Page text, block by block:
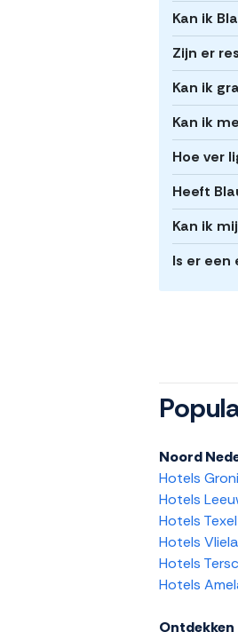
Kan ik
Zijn er
Kan ik
Kan ik
Hoe ver
Heeft
Kan ik
Is er een
Noord
Hotels
Hotels
Hotels Texel
Hotels
Hotels
Hotels
Ontdekken